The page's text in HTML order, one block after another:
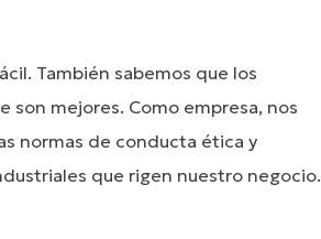
También sabemos que los
son mejores. Como empresa, nos
normas de conducta ética y
que rigen nuestro negocio.